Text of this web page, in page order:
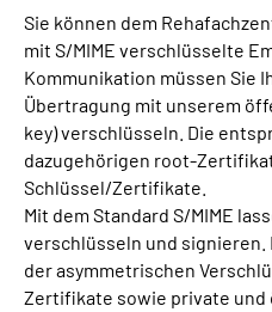
Suche
Sie können dem
mit S/MIME verschlüsselte
Kommunikation müssen Sie
Übertragung mit unserem
key) verschlüsseln. Die
dazugehörigen root-
Schlüssel/Zertifikate.
Mit dem Standard S/MIME
verschlüsseln und signieren.
der asymmetrischen
Zertifikate sowie private und